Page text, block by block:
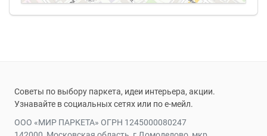
Советы по выбору паркета, идеи интерьера, акции.
Узнавайте в социальных сетях или по е-мейл.
ООО «МИР ПАРКЕТА» ОГРН 1245000080247